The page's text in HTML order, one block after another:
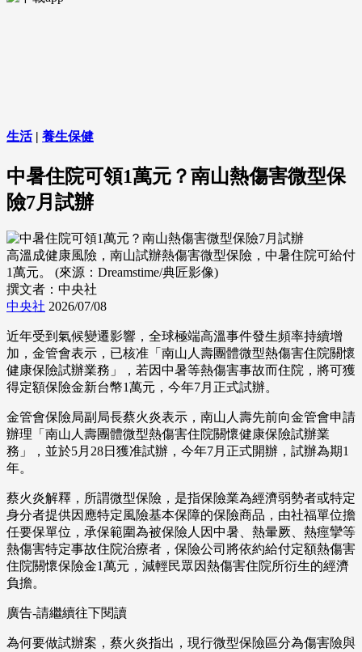
生活| 養生保健
中暑住院可領1萬元？南山熱傷害微型保
險7月試辦
高溫成健康風險，南山試辦熱傷害微型保險，中暑住院可給付
1萬元。 (來源：Dreamstime/典匠影像)
撰文者：中央社
中央社 2026/07/08
近年受到氣候變遷影響，全球極端高溫事件發生頻率持續增
加，金管會表示，已核准「南山人壽團體微型熱傷害住院關懷
健康保險試辦業務」，若因中暑等熱傷害事故而住院，將可獲
得定額保險金新台幣1萬元，今年7月正式試辦。
金管會保險局副局長蔡火炎表示，南山人壽先前向金管會申請
辦理「南山人壽團體微型熱傷害住院關懷健康保險試辦業
務」，並於5月28日獲准試辦，今年7月正式開辦，試辦為期1
年。
蔡火炎解釋，所謂微型保險，是指保險業為經濟弱勢者或特定
身分者提供因應特定風險基本保障的保險商品，由社福單位擔
任要保單位，承保範圍為被保險人因中暑、熱暈厥、熱痙攣等
熱傷害特定事故住院治療者，保險公司將依約給付定額熱傷害
住院關懷保險金1萬元，減輕民眾因熱傷害住院所衍生的經濟
負擔。
廣告-請繼續往下閱讀
為何要做試辦案，蔡火炎指出，現行微型保險區分為傷害險與